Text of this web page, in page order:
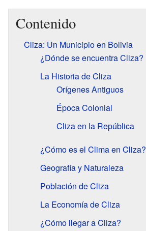
Contenido
Cliza: Un Municipio en Bolivia
¿Dónde se encuentra Cliza?
La Historia de Cliza
Orígenes Antiguos
Época Colonial
Cliza en la República
¿Cómo es el Clima en Cliza?
Geografía y Naturaleza
Población de Cliza
La Economía de Cliza
¿Cómo llegar a Cliza?